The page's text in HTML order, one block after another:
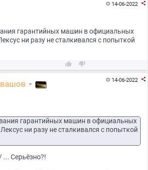
14-06-2022 
гарантийных машин в официальных
ни разу не сталкивался с попыткой
 
14-06-2022 
гарантийных машин в официальных
ни разу не сталкивался с попыткой
Серьёзно?!